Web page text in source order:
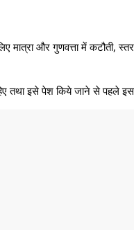
और गुणवत्ता में कटौती,
तथा इसे पेश किये जाने से पहले